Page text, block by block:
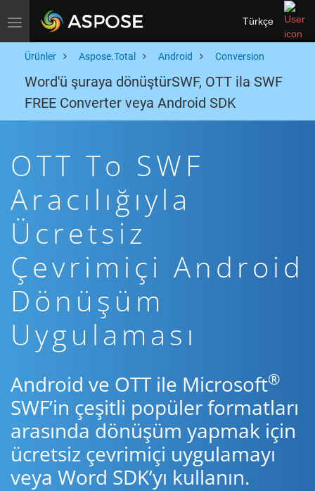
Toggle navigation Türkçe
Ürünler Aspose.Total Android Conversion
Word'ü şuraya dönüştürSWF, OTT ila SWF
FREE Converter veya Android SDK
OTT To SWF
Aracılığıyla
Ücretsiz
Çevrimiçi Android
Dönüşüm
Uygulaması
Android ve OTT ile Microsoft®
SWF’in çeşitli popüler formatları
arasında dönüşüm yapmak için
ücretsiz çevrimiçi uygulamayı
veya Word SDK’yı kullanın.